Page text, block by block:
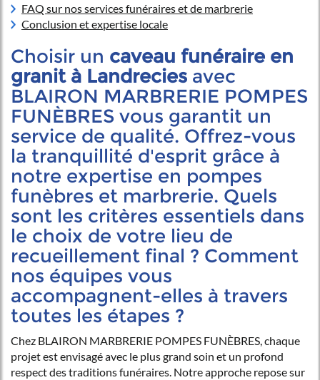
FAQ sur nos services funéraires et de marbrerie
Conclusion et expertise locale
Choisir un caveau funéraire en
granit à Landrecies avec
BLAIRON MARBRERIE POMPES
FUNÈBRES vous garantit un
service de qualité. Offrez-vous
la tranquillité d'esprit grâce à
notre expertise en pompes
funèbres et marbrerie. Quels
sont les critères essentiels dans
le choix de votre lieu de
recueillement final ? Comment
nos équipes vous
accompagnent-elles à travers
toutes les étapes ?
Chez BLAIRON MARBRERIE POMPES FUNÈBRES, chaque
projet est envisagé avec le plus grand soin et un profond
respect des traditions funéraires. Notre approche repose sur